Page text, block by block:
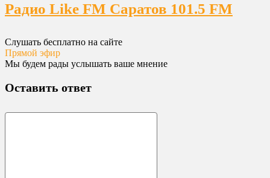
Радио Like FM Саратов 101.5 FM
Слушать бесплатно на сайте
Прямой эфир
Мы будем рады услышать ваше мнение
Оставить ответ